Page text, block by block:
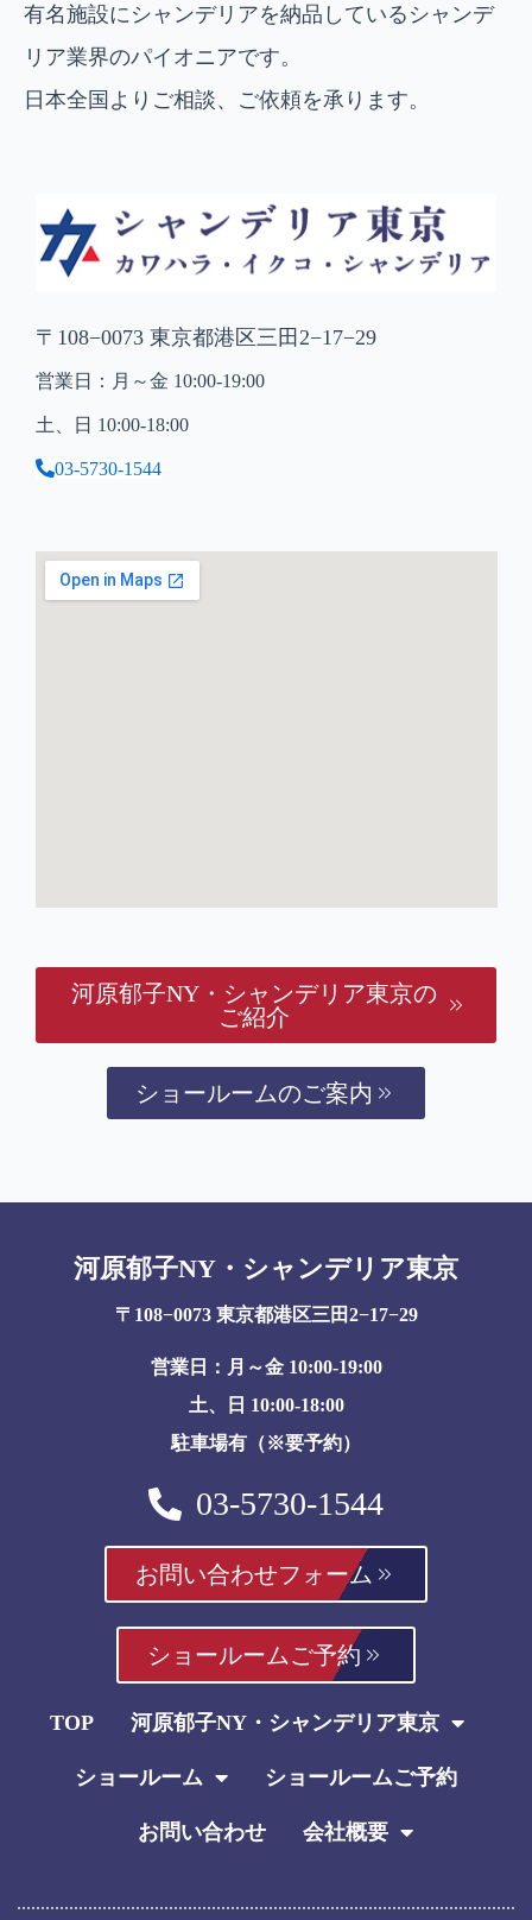
有名施設にシャンデリアを納品しているシャンデ
リア業界のパイオニアです。
日本全国よりご相談、ご依頼を承ります。
〒108−0073 東京都港区三田2−17−29
営業日：月～金 10:00-19:00
土、日 10:00-18:00
03-5730-1544
河原郁子NY・シャンデリア東京の
ご紹介
ショールームのご案内
河原郁子NY・シャンデリア東京
〒108−0073 東京都港区三田2−17−29
営業日：月～金 10:00-19:00
土、日 10:00-18:00
駐車場有（※要予約）
03-5730-1544
お問い合わせフォーム
ショールームご予約
TOP 河原郁子NY・シャンデリア東京
ショールーム ショールームご予約
お問い合わせ 会社概要